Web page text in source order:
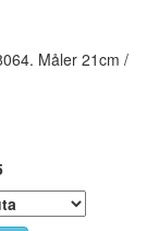
Måler 21cm /